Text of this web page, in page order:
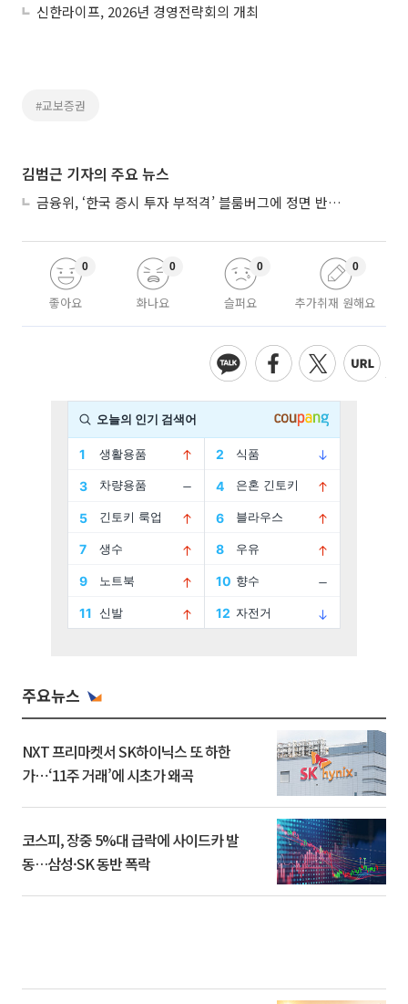
신한라이프, 2026년 경영전략회의 개최
#교보증권
김범근 기자의 주요 뉴스
금융위, ‘한국 증시 투자 부적격’ 블룸버그에 정면 반박…“근거 불분명”
좋아요
0
화나요
0
슬퍼요
0
추가취재 원해요
0
주요뉴스
NXT 프리마켓서 SK하이닉스 또 하한
가⋯‘11주 거래’에 시초가 왜곡
코스피, 장중 5%대 급락에 사이드카 발
동…삼성·SK 동반 폭락